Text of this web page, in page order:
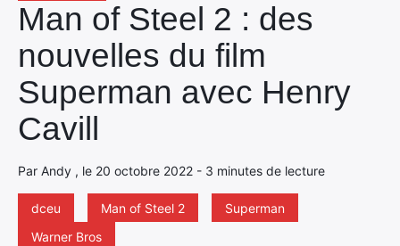
Man of Steel 2 : des
nouvelles du film
Superman avec Henry
Cavill
Par Andy , le 20 octobre 2022 - 3 minutes de lecture
dceu Man of Steel 2
Superman
Warner Bros